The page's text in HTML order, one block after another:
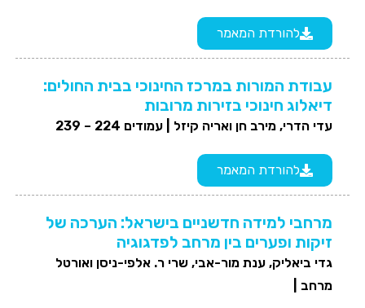
להורדת המאמר
עבודת המורות במרכז החינוכי בבית החולים:
דיאלוג חינוכי בזירות מרובות
עדי הדרי, מירב חן ואריה קיזל | עמודים 224 – 239
להורדת המאמר
מרחבי למידה חדשניים בישראל: הערכה של
זיקות ופערים בין מרחב לפדגוגיה
גדי ביאליק, ענת מור-אבי, שרי ר. אלפי-ניסן ואורטל
מרחב |